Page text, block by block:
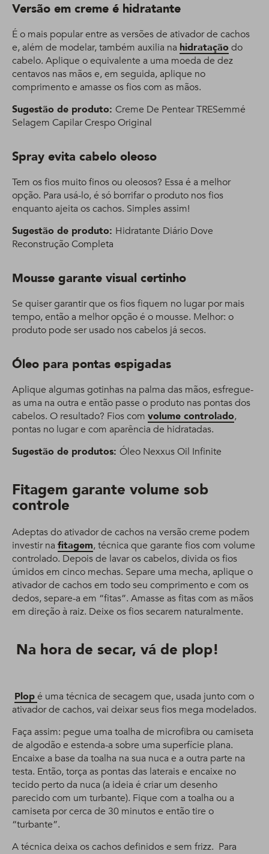
Versão em creme é hidratante
É o mais popular entre as versões de ativador de cachos
e, além de modelar, também auxilia na hidratação do
cabelo. Aplique o equivalente a uma moeda de dez
centavos nas mãos e, em seguida, aplique no
comprimento e amasse os fios com as mãos.
Sugestão de produto: Creme De Pentear TRESemmé
Selagem Capilar Crespo Original
Spray evita cabelo oleoso
Tem os fios muito finos ou oleosos? Essa é a melhor
opção. Para usá-lo, é só borrifar o produto nos fios
enquanto ajeita os cachos. Simples assim!
Sugestão de produto: Hidratante Diário Dove
Reconstrução Completa
Mousse garante visual certinho
Se quiser garantir que os fios fiquem no lugar por mais
tempo, então a melhor opção é o mousse. Melhor: o
produto pode ser usado nos cabelos já secos.
Óleo para pontas espigadas
Aplique algumas gotinhas na palma das mãos, esfregue-
as uma na outra e então passe o produto nas pontas dos
cabelos. O resultado? Fios com volume controlado,
pontas no lugar e com aparência de hidratadas.
Sugestão de produtos: Óleo Nexxus Oil Infinite
Fitagem garante volume sob
controle
Adeptas do ativador de cachos na versão creme podem
investir na fitagem, técnica que garante fios com volume
controlado. Depois de lavar os cabelos, divida os fios
úmidos em cinco mechas. Separe uma mecha, aplique o
ativador de cachos em todo seu comprimento e com os
dedos, separe-a em “fitas”. Amasse as fitas com as mãos
em direção à raiz. Deixe os fios secarem naturalmente.
Na hora de secar, vá de plop!
Plopé uma técnica de secagem que, usada junto com o
ativador de cachos, vai deixar seus fios mega modelados.
Faça assim: pegue uma toalha de microfibra ou camiseta
de algodão e estenda-a sobre uma superfície plana.
Encaixe a base da toalha na sua nuca e a outra parte na
testa. Então, torça as pontas das laterais e encaixe no
tecido perto da nuca (a ideia é criar um desenho
parecido com um turbante). Fique com a toalha ou a
camiseta por cerca de 30 minutos e então tire o
“turbante”.
A técnica deixa os cachos definidos e sem frizz. Para